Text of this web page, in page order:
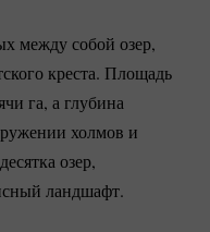
между собой озер,
креста. Площадь
га, а глубина
холмов и
озер,
ландшафт.